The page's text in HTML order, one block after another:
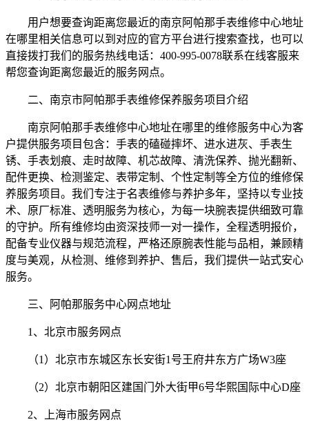
用户想要查询距离您最近的南京阿帕那手表维修中心地址
在哪里相关信息可以到对应的官方平台进行搜索查找，也可以
直接拨打我们的服务热线电话：400-995-0078联系在线客服来
帮您查询距离您最近的服务网点。
二、南京市阿帕那手表维修保养服务项目介绍
南京阿帕那手表维修中心地址在哪里的维修服务中心为客
户提供服务项目包含：手表的磕碰摔坏、进水进灰、手表生
锈、手表划痕、走时故障、机芯故障、清洗保养、抛光翻新、
配件更换、检测鉴定、表带定制、个性定制等全方位的维修保
养服务项目。我们专注于名表维修与养护多年，坚持以专业技
术、原厂标准、透明服务为核心，为每一块腕表提供细致可靠
的守护。所有维修均由资深技师一对一操作，全程透明报价，
配备专业仪器与规范流程，严格还原腕表性能与品相，兼顾精
度与美观，从检测、维修到养护、售后，我们提供一站式安心
服务。
三、阿帕那服务中心网点地址
1、北京市服务网点
（1）北京市东城区东长安街1号王府井东方广场W3座
（2）北京市朝阳区建国门外大街甲6号华熙国际中心D座
2、上海市服务网点